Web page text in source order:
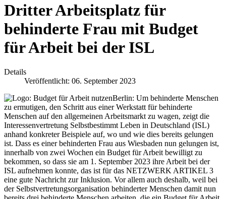
Dritter Arbeitsplatz für
behinderte Frau mit Budget
für Arbeit bei der ISL
Details
Veröffentlicht: 06. September 2023
Berlin: Um behinderte Menschen
zu ermutigen, den Schritt aus einer Werkstatt für behinderte
Menschen auf den allgemeinen Arbeitsmarkt zu wagen, zeigt die
Interessenvertretung Selbstbestimmt Leben in Deutschland (ISL)
anhand konkreter Beispiele auf, wo und wie dies bereits gelungen
ist. Dass es einer behinderten Frau aus Wiesbaden nun gelungen ist,
innerhalb von zwei Wochen ein Budget für Arbeit bewilligt zu
bekommen, so dass sie am 1. September 2023 ihre Arbeit bei der
ISL aufnehmen konnte, das ist für das NETZWERK ARTIKEL 3
eine gute Nachricht zur Inklusion. Vor allem auch deshalb, weil bei
der Selbstvertretungsorganisation behinderter Menschen damit nun